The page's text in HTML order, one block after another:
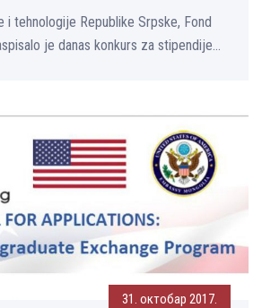
i tehnologije Republike Srpske, Fond
je danas konkurs za stipendije...
31. октобар 2017.